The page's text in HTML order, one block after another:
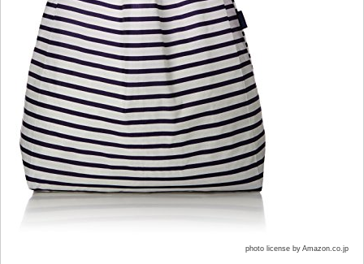
photo license by Amazon.co.jp